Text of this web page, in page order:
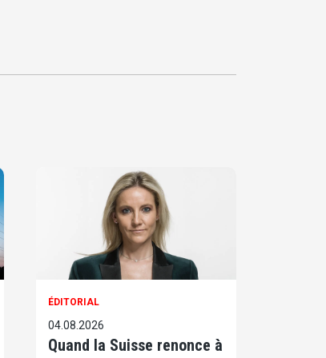
ÉDITORIAL
04.08.2026
Quand la Suisse renonce à